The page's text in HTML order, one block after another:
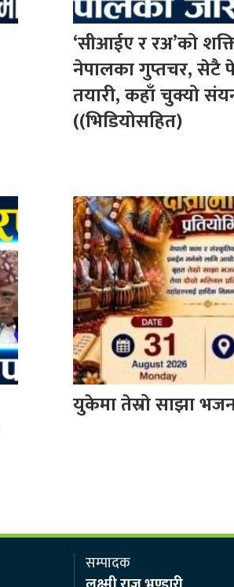
‘सीआईए र रअ’को
नेपालका गुप्तचर, सेटै
तयारी, कहाँ चुक्यो
((भिडियोसहित)
युकेमा तेस्रो साझा
सम्पादक